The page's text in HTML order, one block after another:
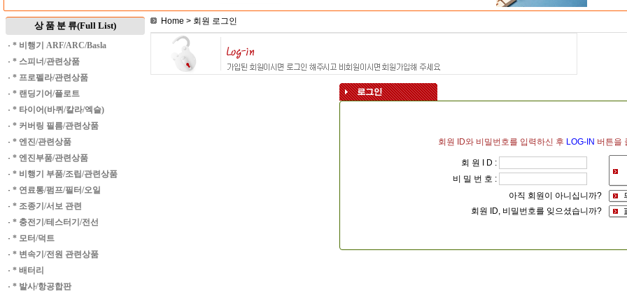
상 품 분 류(Full List)
· * 비행기 ARF/ARC/Basla
· * 스피너/관련상품
· * 프로펠라/관련상품
· * 랜딩기어/플로트
· * 타이어(바퀴/칼라/엑슬)
· * 커버링 필름/관련상품
· * 엔진/관련상품
· * 엔진부품/관련상품
· * 비행기 부품/조립/관련상품
· * 연료통/펌프/필터/오일
· * 조종기/서보 관련
· * 충전기/테스터기/전선
· * 모터/덕트
· * 변속기/전원 관련상품
· * 배터리
· * 발사/항공합판
Home > 회원 로그인
회원 ID와 비밀번호를 입력하신 후 LOG-IN 버튼을
회 원 I D :
비 밀 번 호 :
아직 회원이 아니십니까?
회원 ID, 비밀번호를 잊으셨습니까?